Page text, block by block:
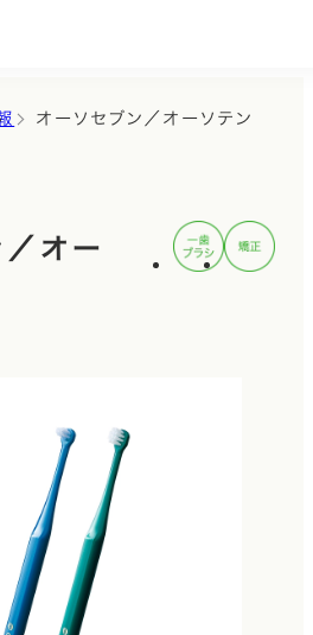
オーソセブン／オーソテン
オー